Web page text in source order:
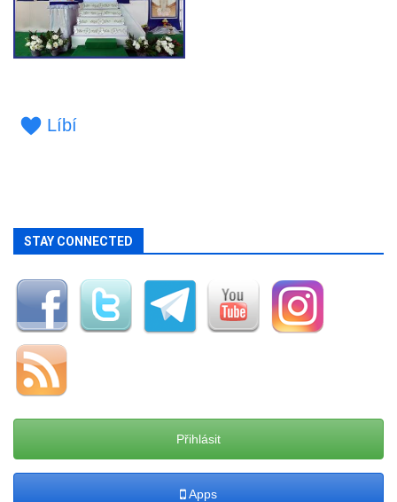
Líbí
STAY CONNECTED
Přihlásit
Apps